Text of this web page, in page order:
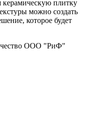
керамическую плитку
можно создать
которое будет
ООО "РиФ"